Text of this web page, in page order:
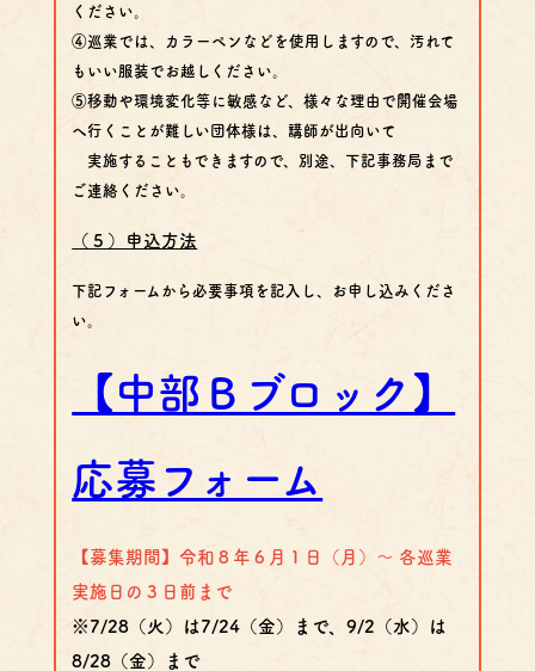
ください。
④巡業では、カラーペンなどを使用しますので、汚れて
もいい服装でお越しください。
⑤移動や環境変化等に敏感など、様々な理由で開催会場
へ行くことが難しい団体様は、講師が出向いて
実施することもできますので、別途、下記事務局まで
ご連絡ください。
（５）申込方法
下記フォームから必要事項を記入し、お申し込みくださ
い。
【中部Ｂブロック】
応募フォーム
【募集期間】令和８年６月１日（月）～ 各巡業
実施日の３日前まで
※7/28（火）は7/24（金）まで、9/2（水）は
8/28（金）まで